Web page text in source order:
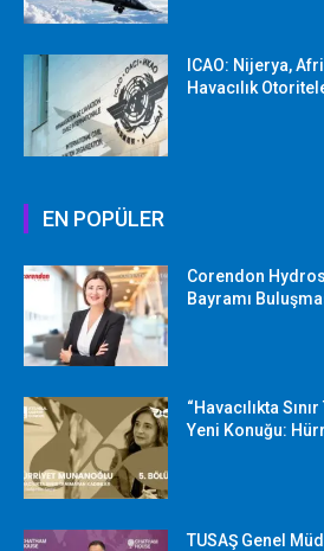
ICAO: Nijerya,
Havacılık
EN POPÜLER
Corendon
Bayramı
“Havacılıkta
Yeni Konuğu:
TUSAŞ Genel